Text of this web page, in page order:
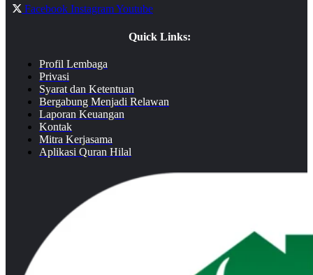
Facebook InstagramYoutube
Quick Links:
Profil Lembaga
Privasi
Syarat dan Ketentuan
Bergabung Menjadi Relawan
Laporan Keuangan
Kontak
Mitra Kerjasama
Aplikasi Quran Hilal